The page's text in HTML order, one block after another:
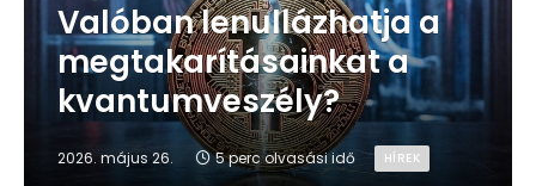
Valóban lenullázhatja a
megtakarításainkat a
kvantumveszély?
2026. május 26. 5 perc olvasási idő HÍREK